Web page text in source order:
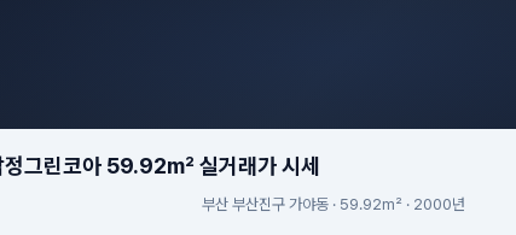
그린코아 59.92m² 실거래가 시세
부산 부산진구 가야동 · 59.92m² · 2000년